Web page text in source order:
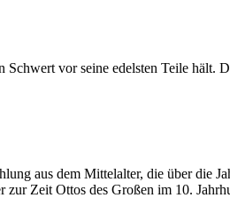
Schwert vor seine edelsten Teile hält.
aus dem Mittelalter, die über die
Zeit Ottos des Großen im 10.